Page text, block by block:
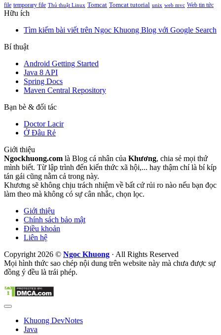
file temporary file Thủ thuật Linux Tomcat Tomcat tutorial unix web mvc Web tin tức
Hữu ích
Tìm kiếm bài viết trên Ngoc Khuong Blog với Google Search
Bí thuật
Android Getting Started
Java 8 API
Spring Docs
Maven Central Repository
Bạn bè & đối tác
Doctor Lacir
Ở Đâu Rẻ
Giới thiệu
Ngockhuong.com là Blog cá nhân của Khương, chia sẻ mọi thứ
mình biết. Từ lập trình đến kiến thức xã hội,... hay thậm chí là bí kíp
tán gái cũng nằm cả trong này.
Khương sẽ không chịu trách nhiệm về bất cứ rủi ro nào nếu bạn đọc
làm theo mà không có sự cân nhắc, chọn lọc.
Giới thiệu
Chính sách bảo mật
Điều khoản
Liên hệ
Copyright 2026 © Ngoc Khuong · All Rights Reserved
Mọi hình thức sao chép nội dung trên website này mà chưa được sự
đồng ý đều là trái phép.
Khuong DevNotes
Java